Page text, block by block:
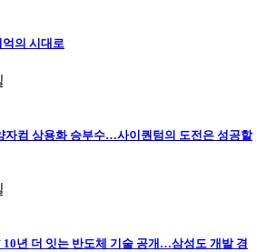
의 시대로
자컴 상용화 승부수…사이퀀텀의 도전은 성공할
10년 더 잇는 반도체 기술 공개…삼성도 개발 경